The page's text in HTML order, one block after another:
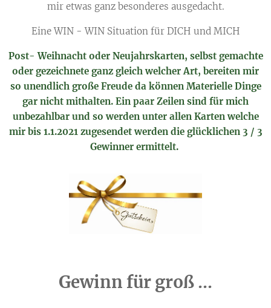
mir etwas ganz besonderes ausgedacht.
Eine WIN - WIN Situation für DICH und MICH
Post- Weihnacht oder Neujahrskarten, selbst gemachte
oder gezeichnete ganz gleich welcher Art, bereiten mir
so unendlich große Freude da können Materielle Dinge
gar nicht mithalten. Ein paar Zeilen sind für mich
unbezahlbar und so werden unter allen Karten welche
mir bis 1.1.2021 zugesendet werden die glücklichen 3 / 3
Gewinner ermittelt.
Gewinn für groß ...